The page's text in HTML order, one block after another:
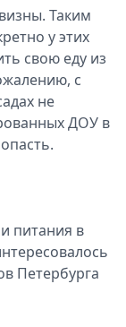
Таким
у этих
свою еду из
с
не
ДОУ в
питания в
Петербурга